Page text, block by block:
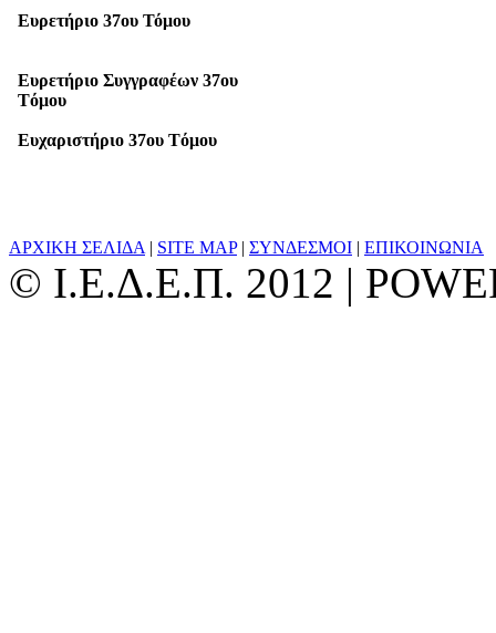
Eυρετήριο 37ου Τόμου
Ευρετήριο Συγγραφέων 37ου
Tόμου
Ευχαριστήριο 37ου Tόμου
ΑΡΧΙΚΗ ΣΕΛΙΔΑ | SITE MAP| ΣΥΝΔΕΣΜΟΙ | ΕΠΙΚΟΙΝΩΝΙΑ
© Ι.Ε.Δ.Ε.Π. 2012 |